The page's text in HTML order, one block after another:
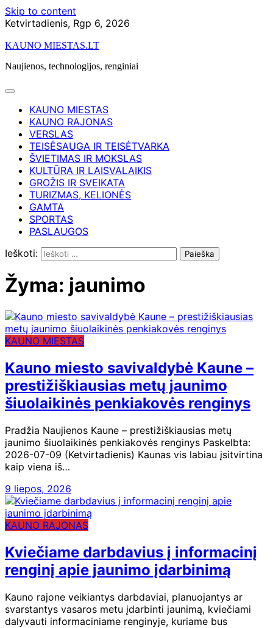
Skip to content
Ketvirtadienis, Rgp 6, 2026
KAUNO MIESTAS.LT
Naujienos, technologijos, renginiai
KAUNO MIESTAS
KAUNO RAJONAS
VERSLAS
TEISĖSAUGA IR TEISĖTVARKA
ŠVIETIMAS IR MOKSLAS
KULTŪRA IR LAISVALAIKIS
GROŽIS IR SVEIKATA
TURIZMAS, KELIONĖS
GAMTA
SPORTAS
PASLAUGOS
Ieškoti:
Žyma: jaunimo
KAUNO MIESTAS
Kauno miesto savivaldybė Kaune –
prestižiškiausias metų jaunimo
šiuolaikinės penkiakovės renginys
Pradžia Naujienos Kaune – prestižiškiausias metų
jaunimo šiuolaikinės penkiakovės renginys Paskelbta:
2026-07-09 (Ketvirtadienis) Kaunas vis labiau įsitvirtina
kaip viena iš…
9 liepos, 2026
KAUNO RAJONAS
Kviečiame darbdavius į informacinį
renginį apie jaunimo įdarbinimą
Kauno rajone veikiantys darbdaviai, planuojantys ar
svarstantys vasaros metu įdarbinti jaunimą, kviečiami
dalyvauti informaciniame renginyje, kuriame bus